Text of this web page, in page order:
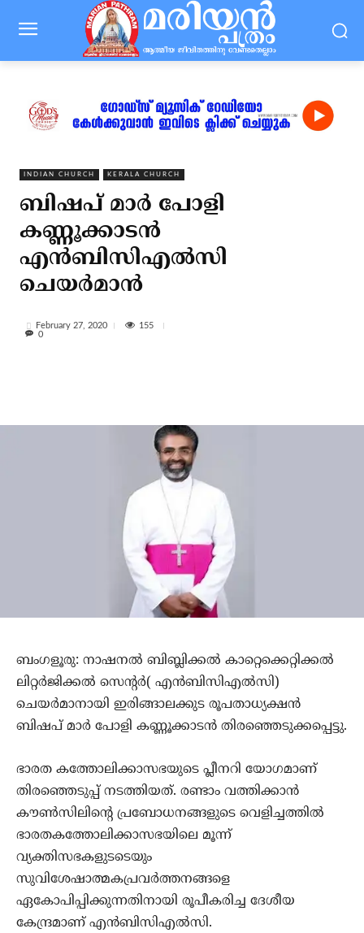
INDIAN CHURCH KERALA CHURCH
ബിഷപ് മാര്‍ പോളി
കണ്ണൂക്കാടന്‍
എന്‍ബിസിഎല്‍സി
ചെയര്‍മാന്‍
February 27, 2020
155
0
ബംഗളൂരു: നാഷനല്‍ ബിബ്ലിക്കല്‍ കാറ്റെക്കെറ്റിക്കല്‍
ലിറ്റര്‍ജിക്കല്‍ സെന്റര്‍( എന്‍ബിസിഎല്‍സി)
ചെയര്‍മാനായി ഇരിങ്ങാലക്കുട രൂപതാധ്യക്ഷന്‍
ബിഷപ് മാര്‍ പോളി കണ്ണൂക്കാടന്‍ തിരഞ്ഞെടുക്കപ്പെട്ടു.
ഭാരത കത്തോലിക്കാസഭയുടെ പ്ലീനറി യോഗമാണ്
തിരഞ്ഞെടുപ്പ് നടത്തിയത്. രണ്ടാം വത്തിക്കാന്‍
കൗണ്‍സിലിന്റെ പ്രബോധനങ്ങളുടെ വെളിച്ചത്തില്‍
ഭാരതകത്തോലിക്കാസഭയിലെ മൂന്ന്
വ്യക്തിസഭകളുടടെയും
സുവിശേഷാത്മകപ്രവര്‍ത്തനങ്ങളെ
ഏകോപിപ്പിക്കുന്നതിനായി രൂപീകരിച്ച ദേശീയ
കേന്ദ്രമാണ് എന്‍ബിസിഎല്‍സി.